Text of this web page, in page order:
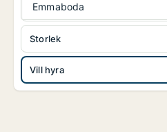
Emmaboda
Vill hyra
Storlek